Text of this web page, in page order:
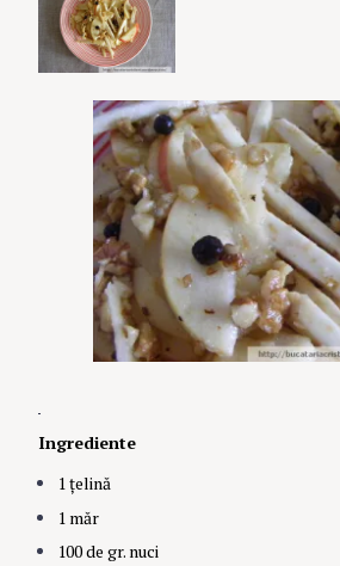
Ingrediente
1 țelină
1 măr
100 de gr. nuci